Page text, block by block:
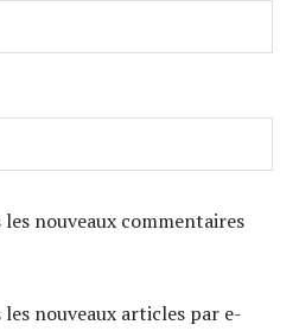
nouveaux commentaires
nouveaux articles par e-